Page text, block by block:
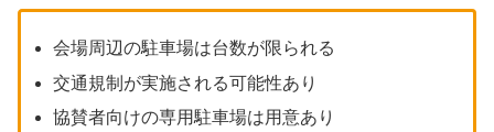
会場周辺の駐車場は台数が限られる
交通規制が実施される可能性あり
協賛者向けの専用駐車場は用意あり